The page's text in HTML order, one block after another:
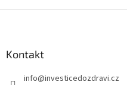
Kontakt
info@investicedozdravi.cz